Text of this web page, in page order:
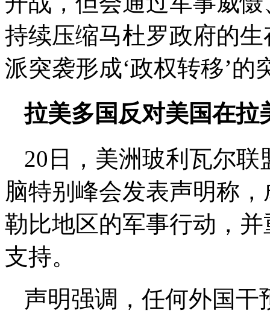
持续压缩马杜罗政府的
派突袭形成‘政权转移’的
拉美多国反对美国在拉
20日，美洲玻利瓦尔
脑特别峰会发表声明称
勒比地区的军事行动，
支持。
声明强调，任何外国干